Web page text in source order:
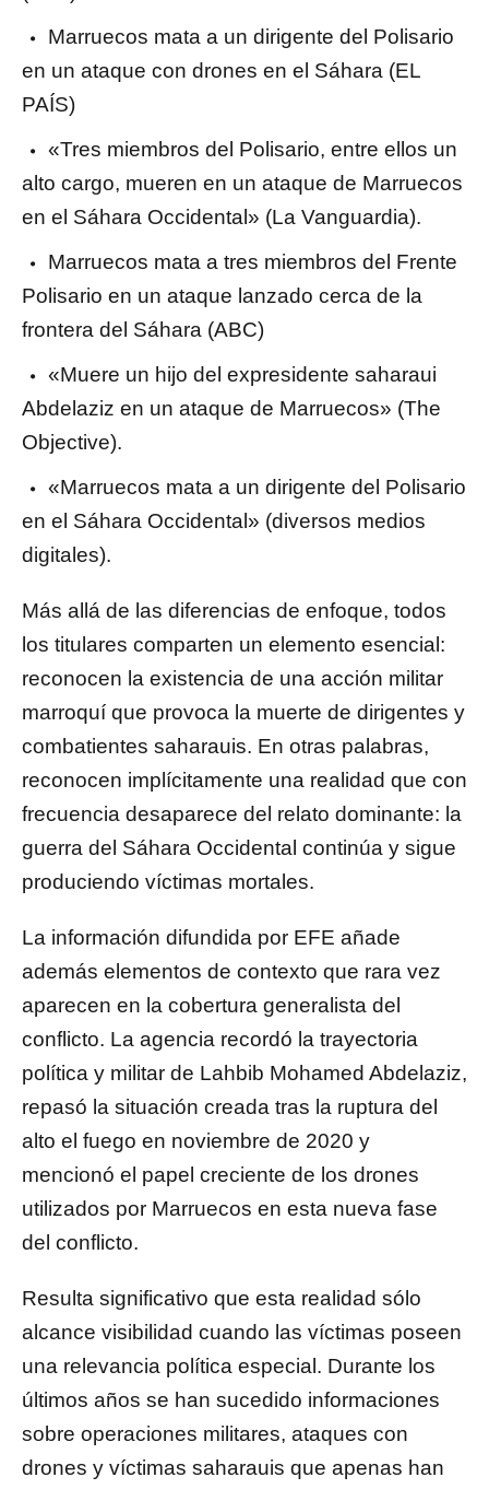
Marruecos mata a un dirigente del Polisario
en un ataque con drones en el Sáhara (EL
PAÍS)
«Tres miembros del Polisario, entre ellos un
alto cargo, mueren en un ataque de Marruecos
en el Sáhara Occidental» (La Vanguardia).
Marruecos mata a tres miembros del Frente
Polisario en un ataque lanzado cerca de la
frontera del Sáhara (ABC)
«Muere un hijo del expresidente saharaui
Abdelaziz en un ataque de Marruecos» (The
Objective).
«Marruecos mata a un dirigente del Polisario
en el Sáhara Occidental» (diversos medios
digitales).
Más allá de las diferencias de enfoque, todos
los titulares comparten un elemento esencial:
reconocen la existencia de una acción militar
marroquí que provoca la muerte de dirigentes y
combatientes saharauis. En otras palabras,
reconocen implícitamente una realidad que con
frecuencia desaparece del relato dominante: la
guerra del Sáhara Occidental continúa y sigue
produciendo víctimas mortales.
La información difundida por EFE añade
además elementos de contexto que rara vez
aparecen en la cobertura generalista del
conflicto. La agencia recordó la trayectoria
política y militar de Lahbib Mohamed Abdelaziz,
repasó la situación creada tras la ruptura del
alto el fuego en noviembre de 2020 y
mencionó el papel creciente de los drones
utilizados por Marruecos en esta nueva fase
del conflicto.
Resulta significativo que esta realidad sólo
alcance visibilidad cuando las víctimas poseen
una relevancia política especial. Durante los
últimos años se han sucedido informaciones
sobre operaciones militares, ataques con
drones y víctimas saharauis que apenas han